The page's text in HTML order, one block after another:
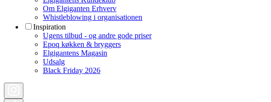
Om Elgiganten Erhverv
Whistleblowing i organisationen
Inspiration
Ugens tilbud - og andre gode priser
Epoq køkken & bryggers
Elgigantens Magasin
Udsalg
Black Friday 2026